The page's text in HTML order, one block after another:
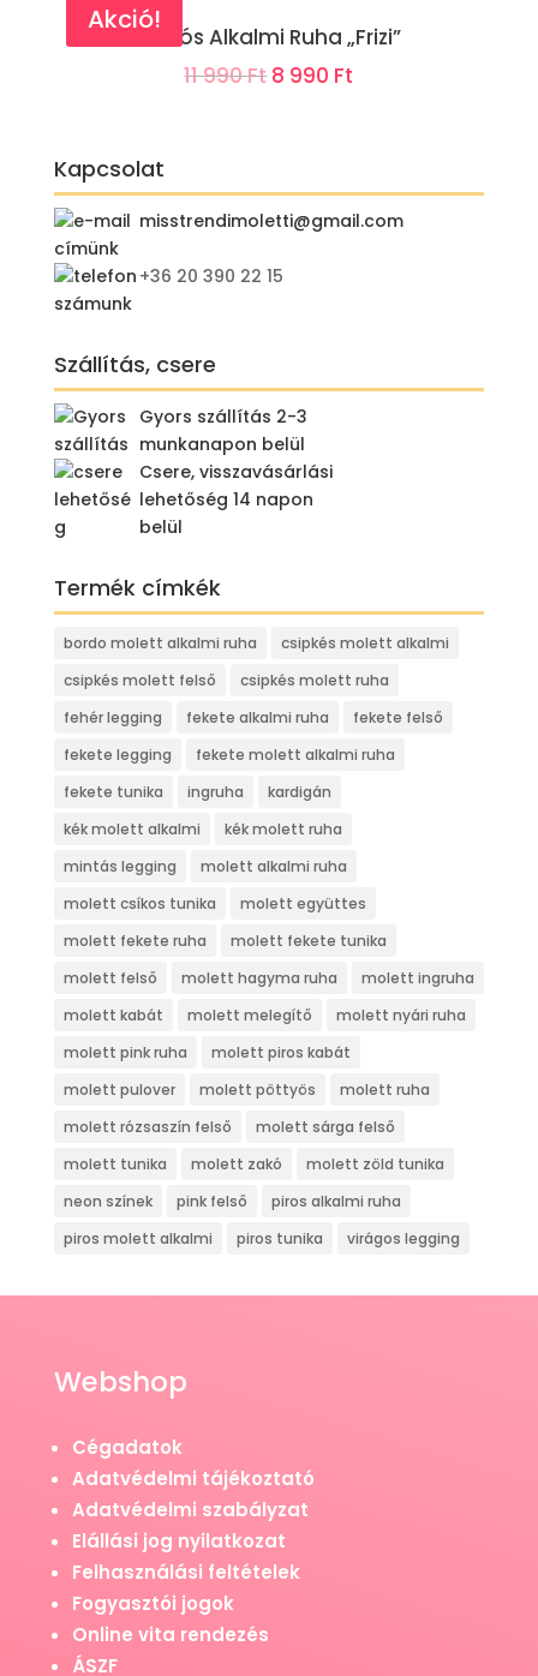
Akció!
Akciós Alkalmi Ruha „Frizi”
11 990FtOriginal
990 Ft.
8 990 Ft
990 Ft.
Kapcsolat
misstrendimoletti@gmail.com
+36 20 390 22 15
Szállítás, csere
Gyors szállítás 2-3
munkanapon belül
Csere, visszavásárlási
lehetőség 14 napon
belül
Termék címkék
bordo molett alkalmi ruha
csipkés molett alkalmi
csipkés molett felső
csipkés molett ruha
fehér legging
fekete alkalmi ruha
fekete felső
fekete legging
fekete molett alkalmi ruha
fekete tunika
ingruha
kardigán
kék molett alkalmi
kék molett ruha
mintás legging
molett alkalmi ruha
molett csíkos tunika
molett együttes
molett fekete ruha
molett fekete tunika
molett felső
molett hagyma ruha
molett ingruha
molett kabát
molett melegítő
molett nyári ruha
molett pink ruha
molett piros kabát
molett pulover
molett pöttyös
molett ruha
molett rózsaszín felső
molett sárga felső
molett tunika
molett zakó
molett zöld tunika
neon színek
pink felső
piros alkalmi ruha
piros molett alkalmi
piros tunika virágos legging
Webshop
Cégadatok
Adatvédelmi tájékoztató
Adatvédelmi szabályzat
Elállási jog nyilatkozat
Felhasználási feltételek
Fogyasztói jogok
Online vita rendezés
ÁSZF